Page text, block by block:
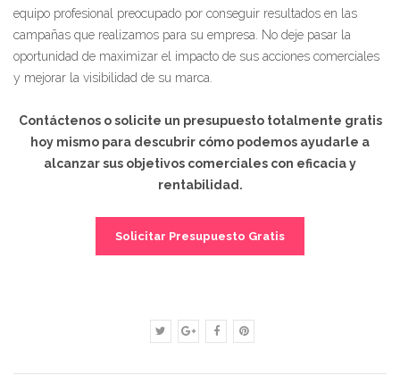
equipo profesional preocupado por conseguir resultados en las
campañas que realizamos para su empresa. No deje pasar la
oportunidad de maximizar el impacto de sus acciones comerciales
y mejorar la visibilidad de su marca.
Contáctenos o solicite un presupuesto totalmente gratis
hoy mismo para descubrir cómo podemos ayudarle a
alcanzar sus objetivos comerciales con eficacia y
rentabilidad.
Solicitar Presupuesto Gratis